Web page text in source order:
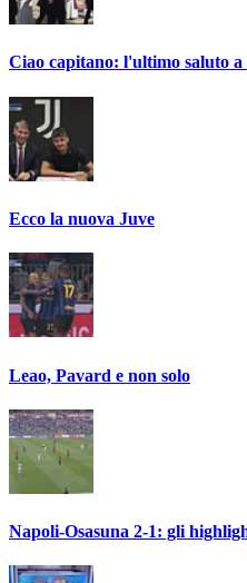
Ciao capitano: l'ultimo saluto a
Ecco la nuova Juve
Leao, Pavard e non solo
Napoli-Osasuna 2-1: gli